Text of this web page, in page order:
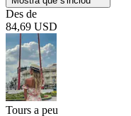
Des de
84,69 USD
Tours a peu